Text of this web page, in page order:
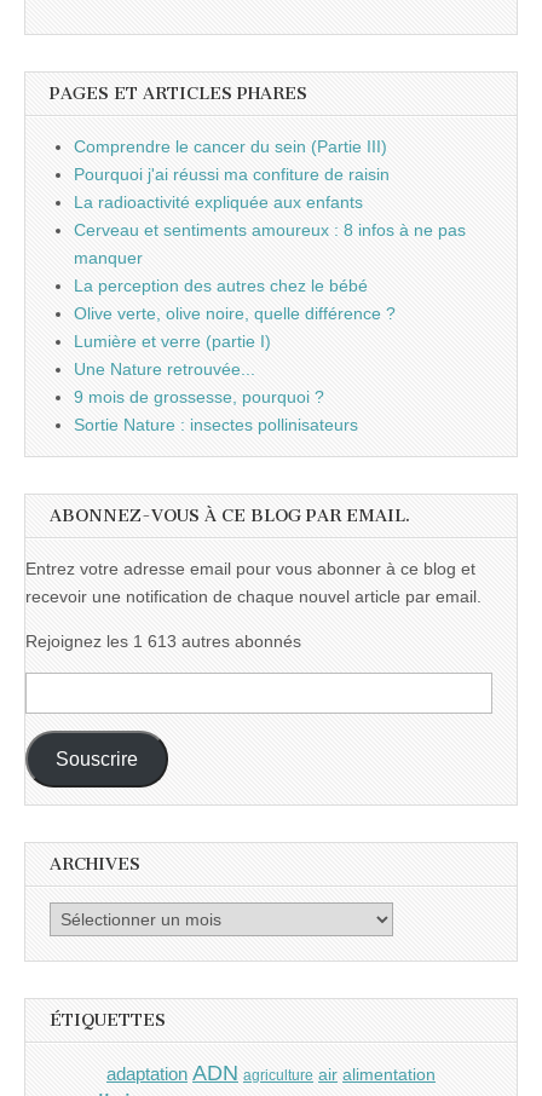
PAGES ET ARTICLES PHARES
Comprendre le cancer du sein (Partie III)
Pourquoi j'ai réussi ma confiture de raisin
La radioactivité expliquée aux enfants
Cerveau et sentiments amoureux : 8 infos à ne pas
manquer
La perception des autres chez le bébé
Olive verte, olive noire, quelle différence ?
Lumière et verre (partie I)
Une Nature retrouvée...
9 mois de grossesse, pourquoi ?
Sortie Nature : insectes pollinisateurs
ABONNEZ-VOUS À CE BLOG PAR EMAIL.
Entrez votre adresse email pour vous abonner à ce blog et
recevoir une notification de chaque nouvel article par email.
Rejoignez les 1 613 autres abonnés
e-
mail :
Souscrire
ARCHIVES
Archives
ÉTIQUETTES
adaptation ADN agriculture air alimentation